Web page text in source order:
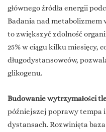
głównego źródła energii
Badania nad metabolizmem
to zwiększyć zdolność
25% w ciągu kilku miesięcy,
długodystansowców,
glikogenu.
Budowanie wytrzymałości
późniejszej poprawy tempa i
dystansach. Rozwinięta